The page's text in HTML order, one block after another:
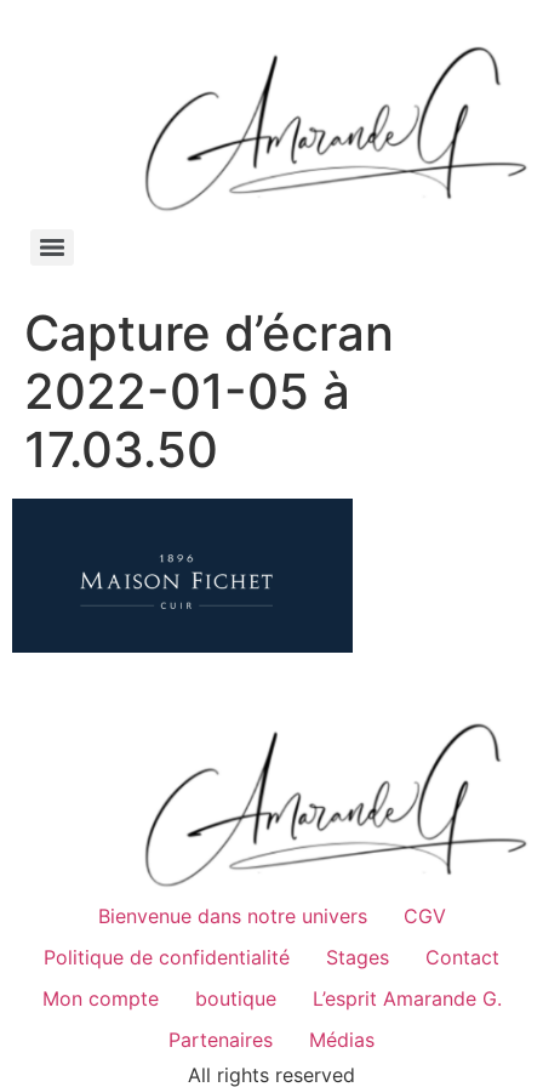
Capture d’écran
2022-01-05 à
17.03.50
Bienvenue dans notre univers
CGV
Politique de confidentialité
Stages
Contact
Mon compte
boutique
L’esprit Amarande G.
Partenaires
Médias
All rights reserved